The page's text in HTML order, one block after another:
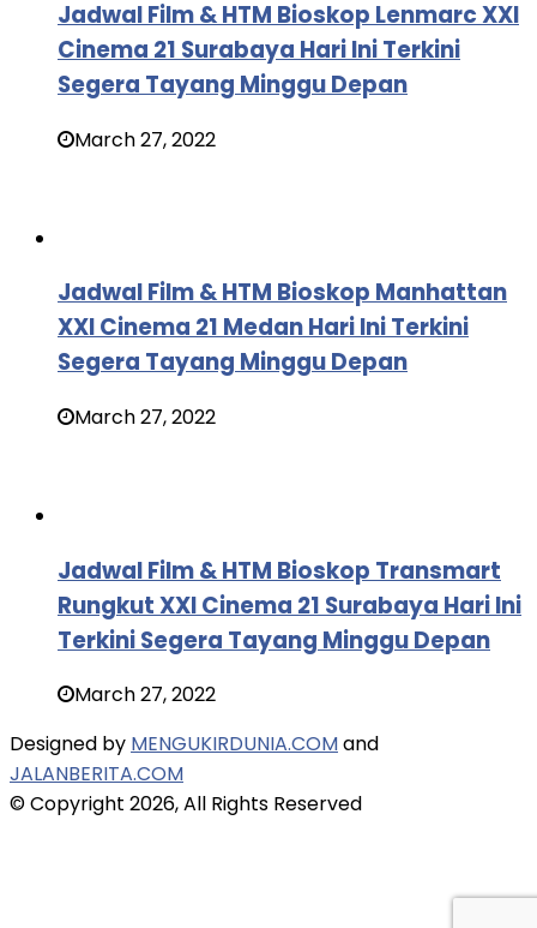
Jadwal Film & HTM Bioskop Lenmarc XXI
Cinema 21 Surabaya Hari Ini Terkini
Segera Tayang Minggu Depan
March 27, 2022
Jadwal Film & HTM Bioskop Manhattan
XXI Cinema 21 Medan Hari Ini Terkini
Segera Tayang Minggu Depan
March 27, 2022
Jadwal Film & HTM Bioskop Transmart
Rungkut XXI Cinema 21 Surabaya Hari Ini
Terkini Segera Tayang Minggu Depan
March 27, 2022
Designed by MENGUKIRDUNIA.COMand
JALANBERITA.COM
© Copyright 2026, All Rights Reserved